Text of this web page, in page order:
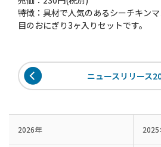
特徴：具材で人気のあるシーチキン
目のおにぎり3ヶ入りセットです。
ニュースリリース
2026年 2025